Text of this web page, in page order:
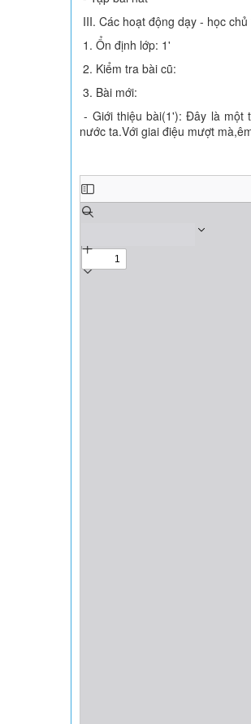
III. Các hoạt động dạy - học chủ
1. Ổn định lớp: 1'
2. Kiểm tra bài cũ:
3. Bài mới:
- Giới thiệu bài(1'): Đây là một
nước ta.Với giai điệu mượt